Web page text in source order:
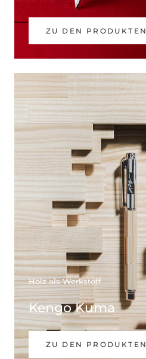
ZU DEN PRODUKTEN
Holz als Werkstoff
Kengo Kuma
ZU DEN PRODUKTEN